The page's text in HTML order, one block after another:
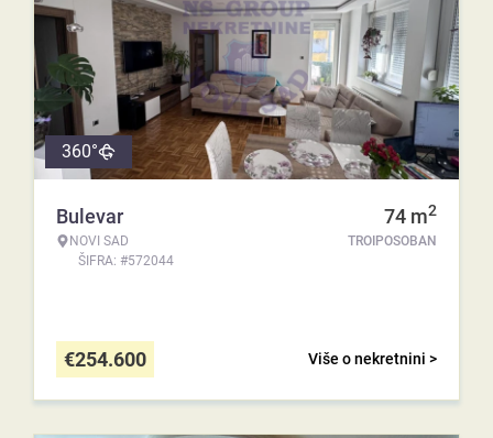
360°
Bulevar
NOVI SAD
ŠIFRA: #572044
74 m2
TROIPOSOBAN
Više o nekretnini >
€254.600